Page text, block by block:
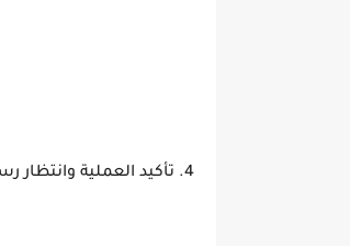
4. تأكيد العملية وانتظار رسالة SMS على هاتفك تُثبت أن عملية الدفع تمت بنجاح.